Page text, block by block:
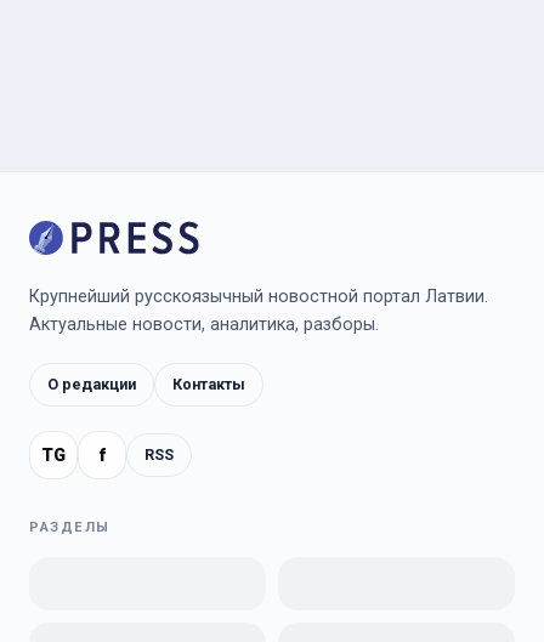
Крупнейший русскоязычный новостной портал Латвии.
Актуальные новости, аналитика, разборы.
О редакции Контакты
TG f RSS
РАЗДЕЛЫ